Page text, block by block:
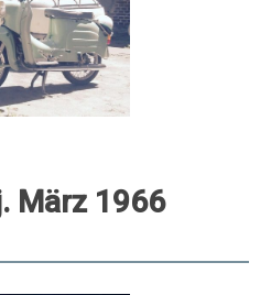
März 1966